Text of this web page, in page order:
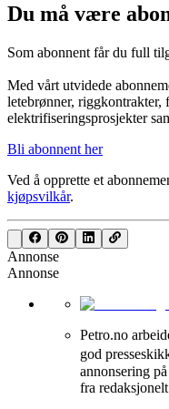
Du må være
Som abonnent får du full
Med vårt utvidede
letebrønner,
elektrifiseringsprosjekter
Bli abonnent her
Ved å opprette et
kjøpsvilkår.
Annonse
Annonse
Petro.no
god
annonsering
fra